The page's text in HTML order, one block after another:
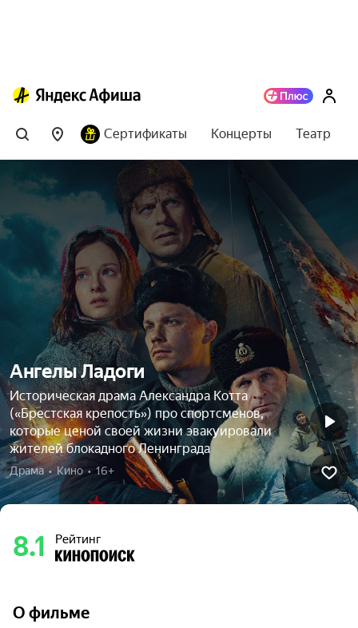
Сертификаты Концерты Театр
Ангелы Ладоги
Историческая драма Александра Котта
(«Брестская крепость») про спортсменов,
которые ценой своей жизни эвакуировали
жителей блокадного Ленинграда
Драма  •  Кино  •  16+
8.1 Рейтинг
О фильме